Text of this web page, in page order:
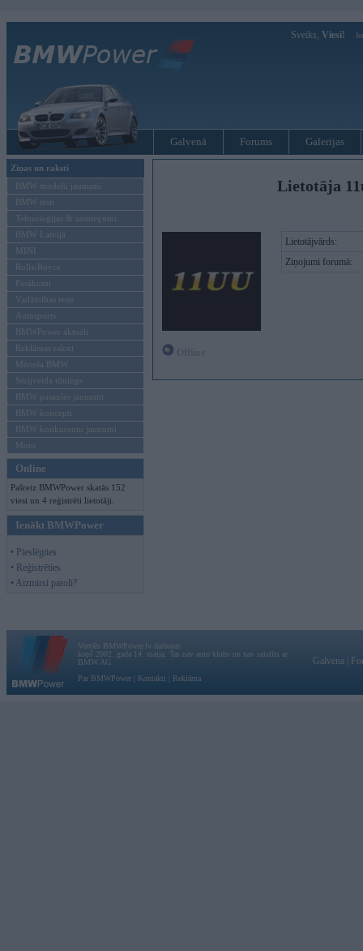
Sveiks, Viesi!
Galvenā Forums Galerijas
Ziņas un raksti
BMW modeļu jaunumi
BMW testi
Tehnoloģijas & sasniegumi
BMW Latvijā
MINI
Rolls-Royce
Pasākumi
Vadāmības tests
Autosports
BMWPower aktuāli
Reklāmas raksti
Mēneša BMW
Sērijveida tūnings
BMW pasaules jaunumi
BMW koncepti
BMW konkurentu jaunumi
Moto
Online
Pašreiz BMWPower skatās 152
viesi un 4 reģistrēti lietotāji.
Ienākt BMWPower
• Pieslēgties
• Reģistrēties
• Aizmirsi paroli?
Lietotāja
Lietotājvārds:
Ziņojumi forumā:
Vortāls BMWPower.lv darbojas
kopš 2002. gada 14. maija. Tas nav auto klubs un nav saistīts ar
BMW AG.
Par BMWPower
Kontakti Reklāma
Galvena